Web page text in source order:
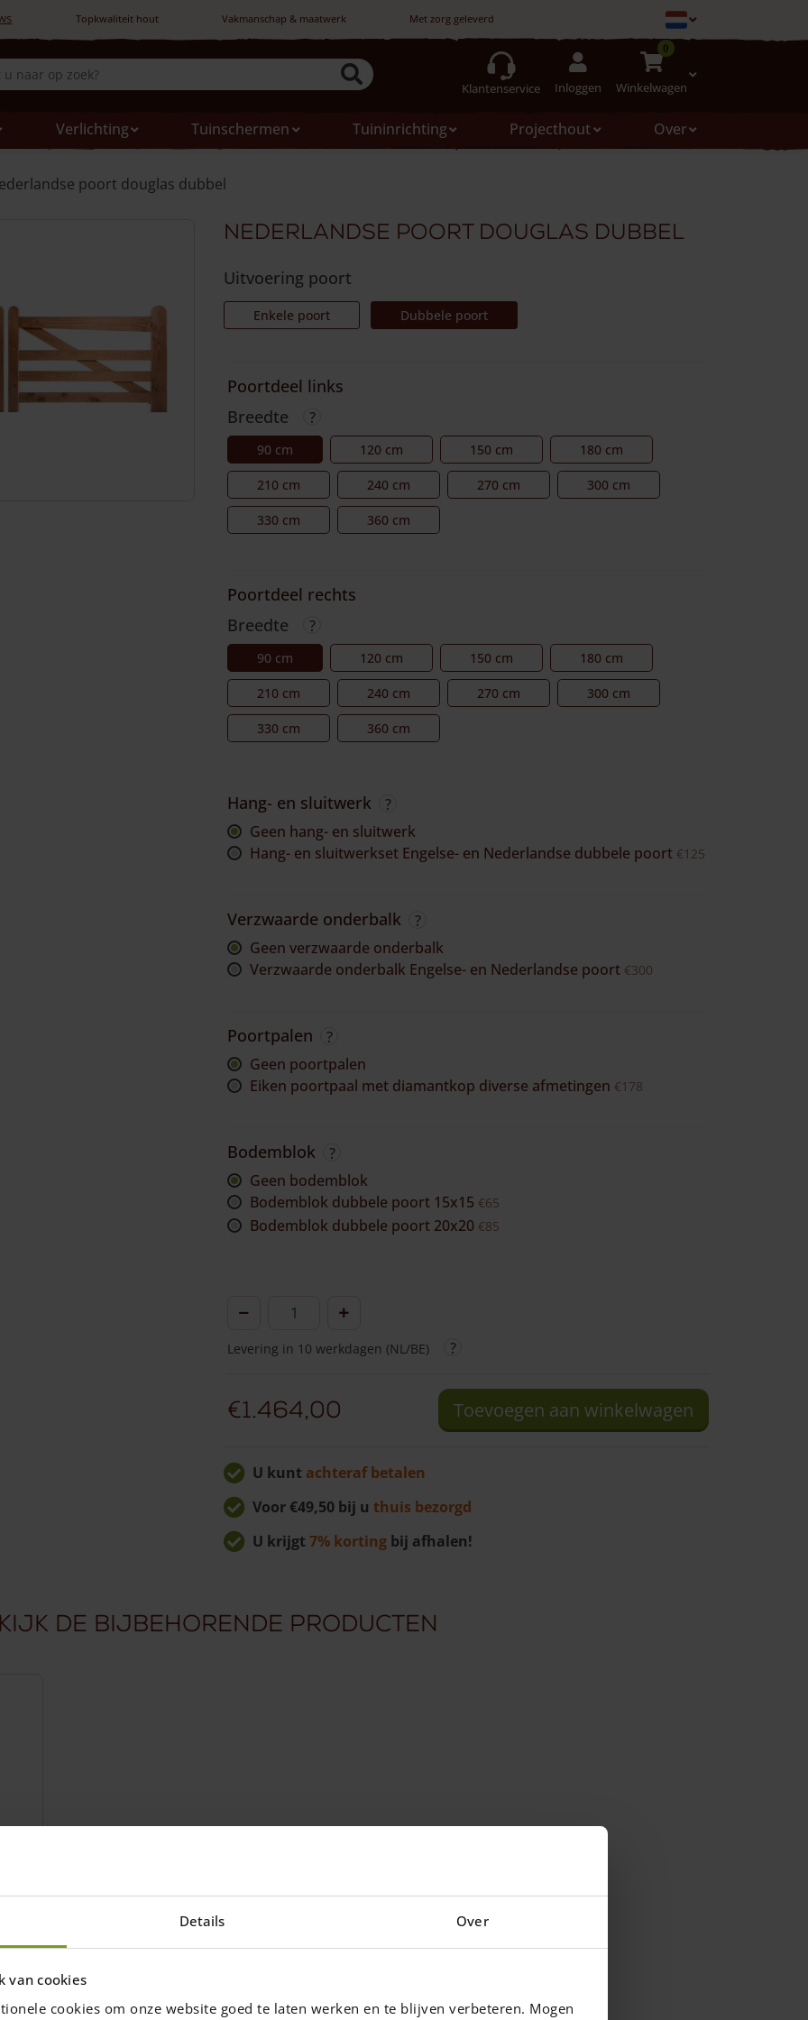
Details Over
van cookies
cookies om onze website goed te laten werken en te blijven verbeteren. Mogen
Topkwaliteit hout Vakmanschap & maatwerk Met zorg geleverd
Klantenservice Inloggen
0
Winkelwagen
Verlichting
Tuinschermen
Tuininrichting
Projecthout
Over
poort douglas dubbel
Nederlandse poort douglas dubbel
Uitvoering poort
Enkele poort Dubbele poort
Poortdeel links
Breedte
90 cm 120 cm 150 cm 180 cm
210 cm 240 cm 270 cm 300 cm
330 cm 360 cm
Poortdeel rechts
Breedte
90 cm 120 cm 150 cm 180 cm
210 cm 240 cm 270 cm 300 cm
330 cm 360 cm
Hang- en sluitwerk
geen hang- en sluitwerk
Hang- en sluitwerkset Engelse- en Nederlandse dubbele poort €125
Verzwaarde onderbalk
geen verzwaarde onderbalk
Verzwaarde onderbalk Engelse- en Nederlandse poort €300
Poortpalen
geen poortpalen
Eiken poortpaal met diamantkop diverse afmetingen €178
Bodemblok
geen bodemblok
Bodemblok dubbele poort 15x15 €65
Bodemblok dubbele poort 20x20 €85
Nederlandse
douglas
aantal
Levering in 10 werkdagen (NL/BE)
€1.464,00 Toevoegen aan winkelwagen
U kunt achteraf betalen
Voor €49,50 bij u thuis bezorgd
U krijgt 7% korting bij afhalen!
de bijbehorende producten